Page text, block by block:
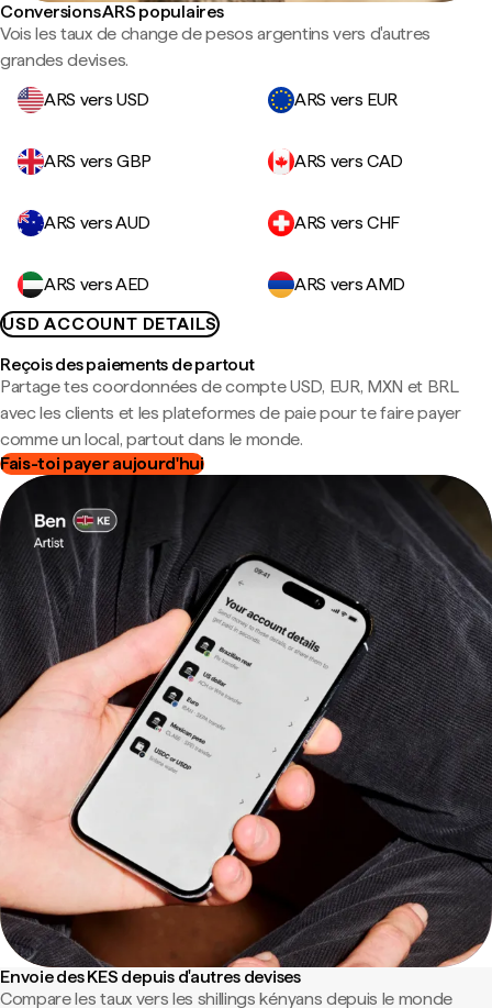
Conversions ARS populaires
Vois les taux de change de pesos argentins vers d'autres
grandes devises.
ARS vers USD
ARS vers EUR
ARS vers GBP ARS vers CAD
ARS vers AUD ARS vers CHF
ARS vers AED
ARS vers AMD
USD ACCOUNT DETAILS
Reçois des paiements de partout
Partage tes coordonnées de compte USD, EUR, MXN et BRL
avec les clients et les plateformes de paie pour te faire payer
comme un local, partout dans le monde.
Fais-toi payer aujourd'hui
Envoie des KES depuis d'autres devises
Compare les taux vers les shillings kényans depuis le monde